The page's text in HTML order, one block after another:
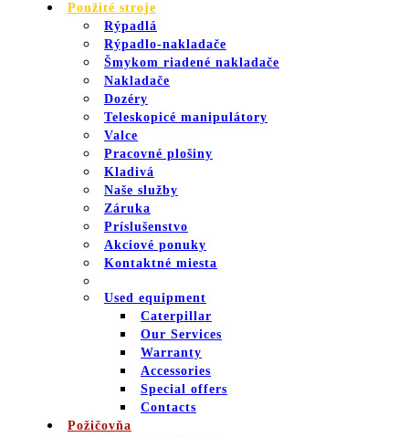
Použité stroje
Rýpadlá
Rýpadlo-nakladače
Šmykom riadené nakladače
Nakladače
Dozéry
Teleskopicé manipulátory
Valce
Pracovné plošiny
Kladivá
Naše služby
Záruka
Príslušenstvo
Akciové ponuky
Kontaktné miesta
Used equipment
Caterpillar
Our Services
Warranty
Accessories
Special offers
Contacts
Požičovňa